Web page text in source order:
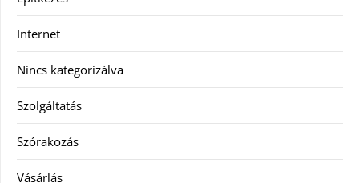
Internet
Nincs kategorizálva
Szolgáltatás
Szórakozás
Vásárlás